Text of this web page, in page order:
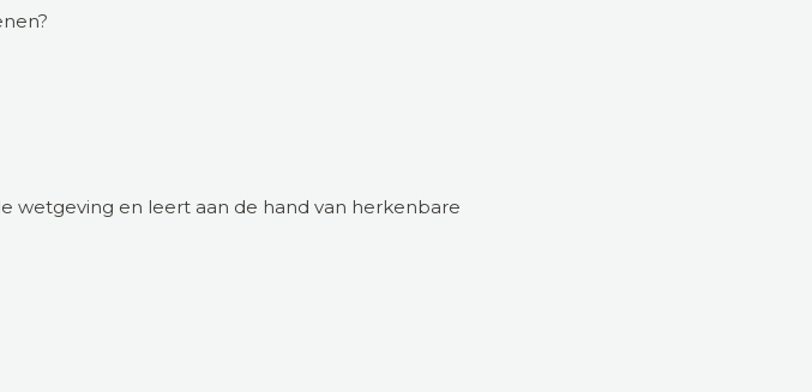
wetgeving en leert aan de hand van herkenbare